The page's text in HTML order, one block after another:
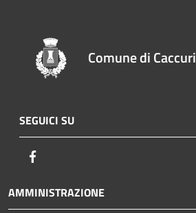
Comune di Caccuri
SEGUICI SU
AMMINISTRAZIONE